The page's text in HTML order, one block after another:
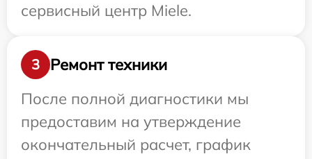
сервисный центр Miele.
3
Ремонт техники
После полной диагностики мы
предоставим на утверждение
окончательный расчет, график